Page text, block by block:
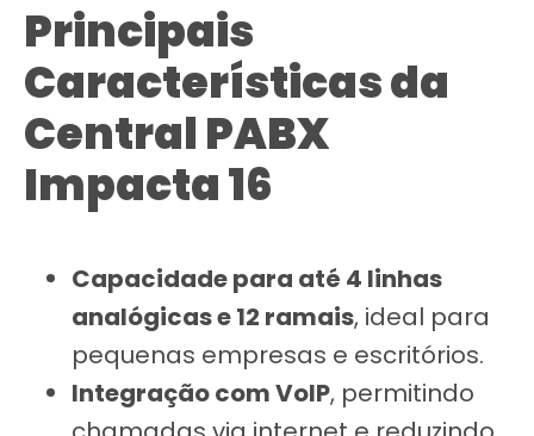
Principais
Características da
Central PABX
Impacta 16
Capacidade para até 4 linhas
analógicas e 12 ramais, ideal para
pequenas empresas e escritórios.
Integração com VoIP, permitindo